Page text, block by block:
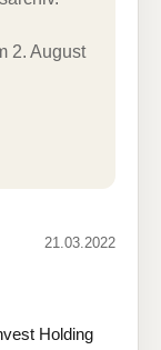
2. August
21.03.2022
Holding